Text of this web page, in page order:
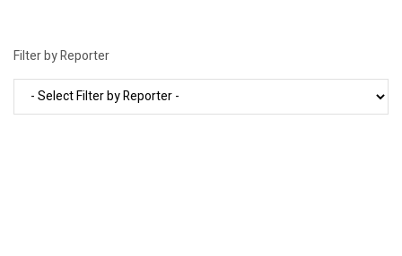
Filter by Reporter